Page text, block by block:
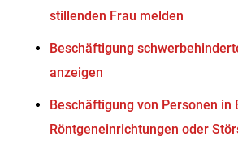
stillenden Frau melden
Beschäftigung
anzeigen
Beschäftigung von Personen in
Röntgeneinrichtungen oder